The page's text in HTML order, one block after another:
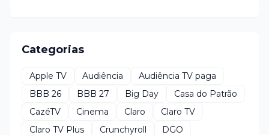
Categorias
Apple TV Audiência
Audiência TV paga
BBB 26
BBB 27 Big Day
Casa do Patrão
CazéTV
Cinema Claro
Claro TV
Claro TV Plus
Crunchyroll
DGO